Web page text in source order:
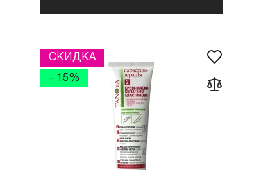
СКИДКА
- 15%